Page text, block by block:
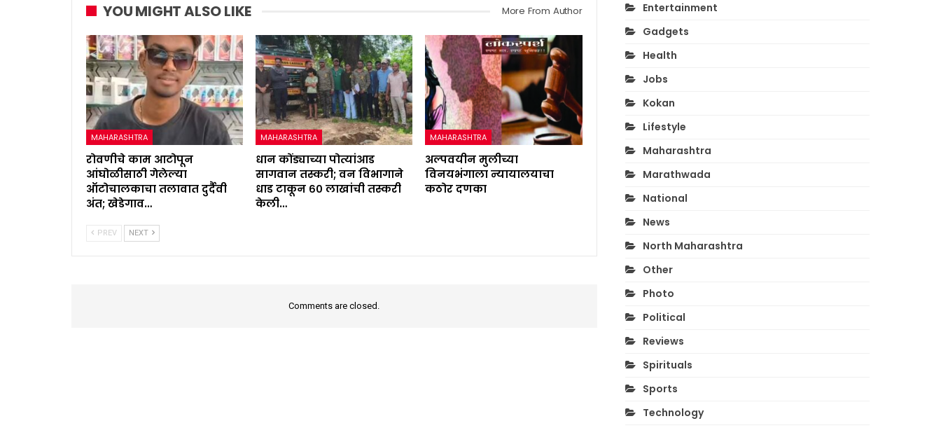
YOU MIGHT ALSO LIKE More From Author
MAHARASHTRA
रोवणीचे काम आटोपून
आंघोळीसाठी गेलेल्या
ऑटोचालकाचा तलावात दुर्दैवी
अंत; खेडेगाव…
MAHARASHTRA
धान कोंड्याच्या पोत्यांआड
सागवान तस्करी; वन विभागाने
धाड टाकून ६० लाखांची तस्करी
केली…
MAHARASHTRA
अल्पवयीन मुलीच्या
विनयभंगाला न्यायालयाचा
कठोर दणका
PREV NEXT
Comments are closed.
Entertainment
Gadgets
Health
Jobs
Kokan
Lifestyle
Maharashtra
Marathwada
National
News
North Maharashtra
Other
Photo
Political
Reviews
Spirituals
Sports
Technology